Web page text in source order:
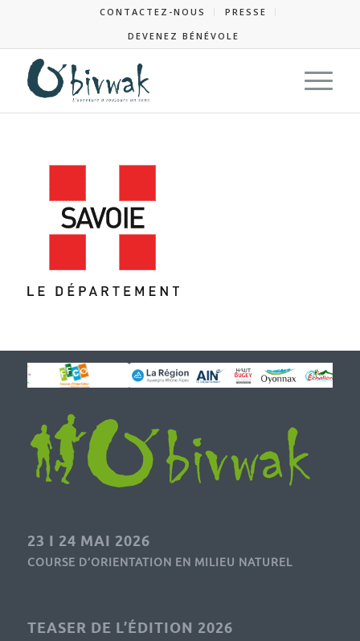
CONTACTEZ-NOUS
PRESSE
DEVENEZ BÉNÉVOLE
23 I 24 MAI 2026
COURSE D’ORIENTATION EN MILIEU NATUREL
TEASER DE L’ÉDITION 2026